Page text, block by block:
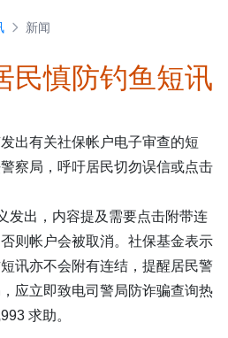
新闻
民慎防钓鱼短讯
出有关社保帐户电子审查的短
察局，呼吁居民切勿误信或点击
发出，内容提及需要点击附带连
则帐户会被取消。社保基金表示
讯亦不会附有连结，提醒居民警
应立即致电司警局防诈骗查询热
求助。